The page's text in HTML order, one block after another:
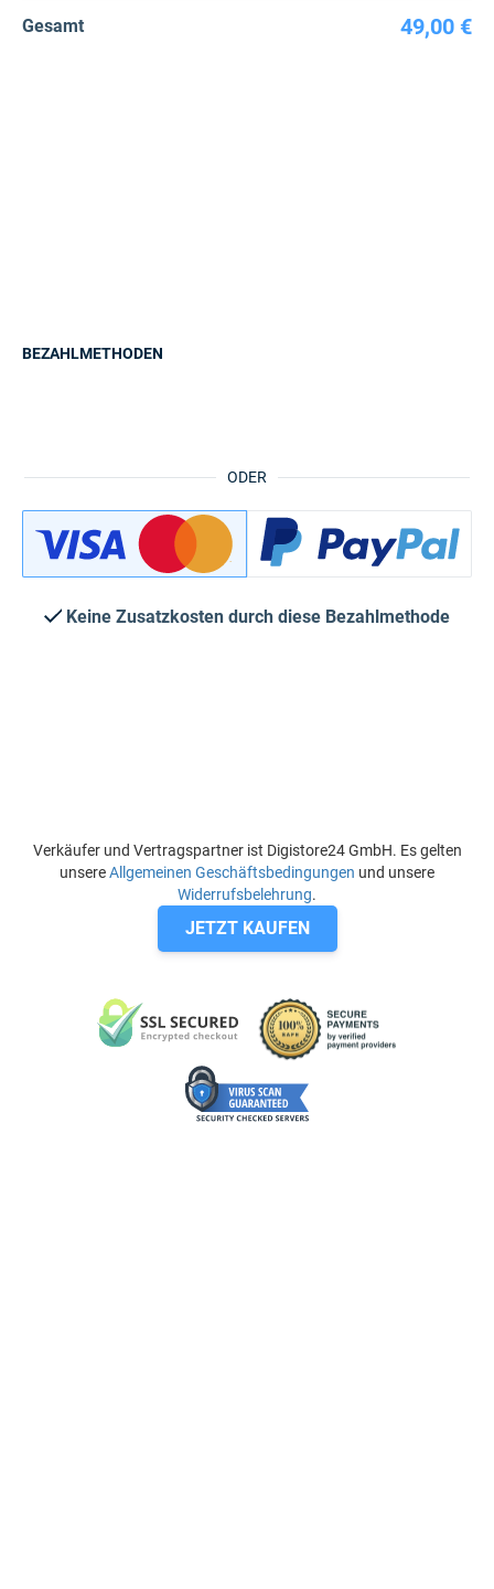
Gesamt 49,00 €
ODER
BEZAHLMETHODEN
Keine Zusatzkosten durch diese Bezahlmethode
Verkäufer und Vertragspartner ist Digistore24 GmbH. Es gelten
unsereAllgemeinen Geschäftsbedingungen und unsere
Widerrufsbelehrung.
JETZT KAUFEN